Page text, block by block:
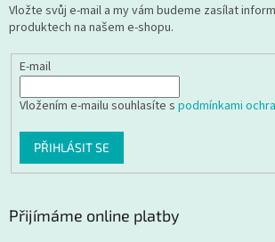
Vložte svůj e-mail a my vám budeme zasílat
produktech na našem e-shopu.
E-mail
Vložením e-mailu souhlasíte s podmínkami
PŘIHLÁSIT SE
Přijímáme online platby